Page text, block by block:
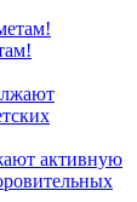
активную